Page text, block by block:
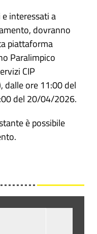
interessati a
dovranno
piattaforma
Paralimpico
CIP
dalle ore 11:00 del
del 20/04/2026.
è possibile